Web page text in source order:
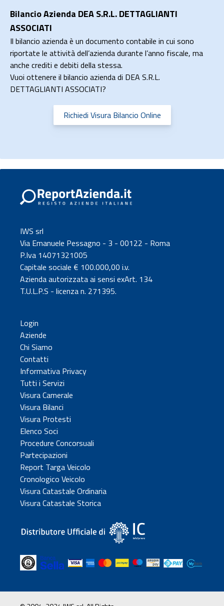
Bilancio Azienda DEA S.R.L. DETTAGLIANTI
ASSOCIATI
Il bilancio azienda è un documento contabile in cui sono
riportate le attività dell’azienda durante l’anno fiscale, ma
anche crediti e debiti della stessa.
Vuoi ottenere il bilancio azienda di DEA S.R.L.
DETTAGLIANTI ASSOCIATI?
Richiedi Visura Bilancio Online
IWS srl
Via Emanuele Pessagno - 3 - 00122 - Roma
P.Iva 14071321005
Capitale sociale € 100.000,00 i.v.
Azienda autorizzata ai sensi exArt. 134
T.U.L.P.S - licenza n. 271395.
Login
Aziende
Chi Siamo
Contatti
Informativa Privacy
Tutti i Servizi
Visura Camerale
Visura Bilanci
Visura Protesti
Elenco Soci
Procedure Concorsuali
Partecipazioni
Report Targa Veicolo
Cronologico Veicolo
Visura Catastale Ordinaria
Visura Catastale Storica